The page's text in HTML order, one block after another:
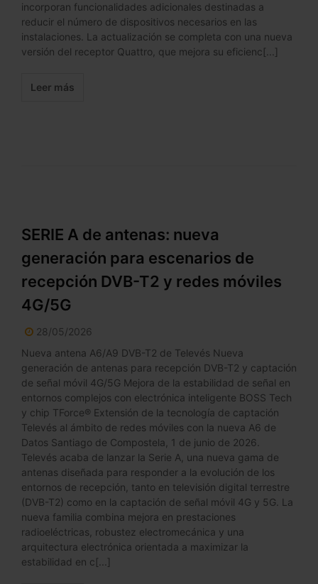
incorporan funcionalidades adicionales destinadas a
reducir el número de dispositivos necesarios en las
instalaciones. La actualización se completa con una nueva
versión del receptor Quattro, que mejora su eficienc[...]
Leer más
SERIE A de antenas: nueva
generación para escenarios de
recepción DVB-T2 y redes móviles
4G/5G
28/05/2026
Nueva antena A6/A9 DVB-T2 de Televés Nueva
generación de antenas para recepción DVB-T2 y captación
de señal móvil 4G/5G Mejora de la estabilidad de señal en
entornos complejos con electrónica inteligente BOSS Tech
y chip TForce® Extensión de la tecnología de captación
Televés al ámbito de redes móviles con la nueva A6 de
Datos Santiago de Compostela, 1 de junio de 2026.
Televés acaba de lanzar la Serie A, una nueva gama de
antenas diseñada para responder a la evolución de los
entornos de recepción, tanto en televisión digital terrestre
(DVB-T2) como en la captación de señal móvil 4G y 5G. La
nueva familia combina mejora en prestaciones
radioeléctricas, robustez electromecánica y una
arquitectura electrónica orientada a maximizar la
estabilidad en c[...]